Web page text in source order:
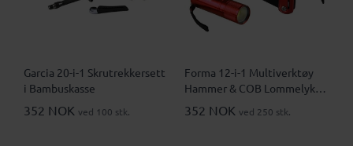
Garcia 20-i-1 Skrutrekkersett
i Bambuskasse
352 NOK ved 100 stk.
Forma 12-i-1 Multiverktøy
Hammer & COB Lommelykt i
Gaveesett
352 NOK ved 250 stk.